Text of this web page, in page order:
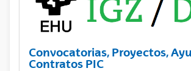
Convocatorias, Proyectos,
Contratos PIC